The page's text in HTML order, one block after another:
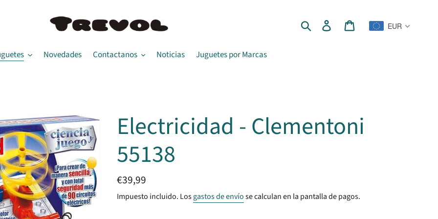
Buscar Ingresar Carrito EUR
Novedades Contactanos Noticias Juguetes por Marcas
Electricidad - Clementoni
55138
Precio
habitual
€39,99
Impuesto incluido. Losgastos de envíose calculan en la pantalla de pagos.